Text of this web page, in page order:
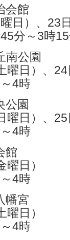
会館
日）、23
分～3時
南公園
曜日）、
4時
公園
曜日）、
4時
館
曜日）
4時
幡宮
曜日）
4時